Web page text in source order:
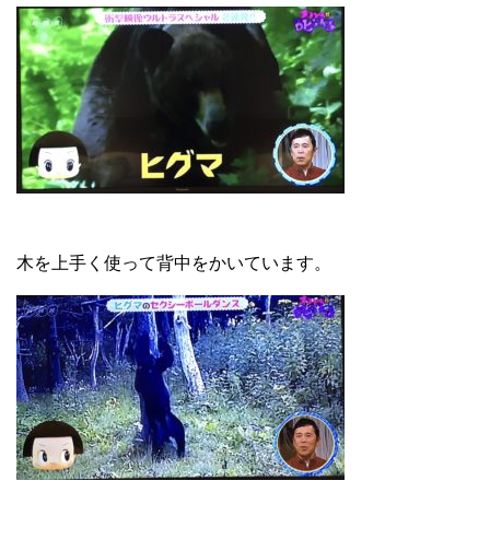
木を上手く使って背中をかいています。